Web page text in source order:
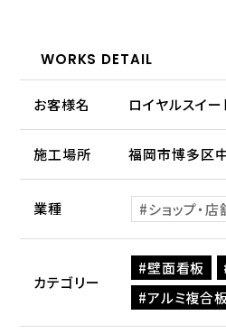
WORKS DETAIL
お客様名 ロイヤルスイー
施工場所 福岡市博多区
業種 ショップ・店
カテゴリー
壁面看板
アルミ複合